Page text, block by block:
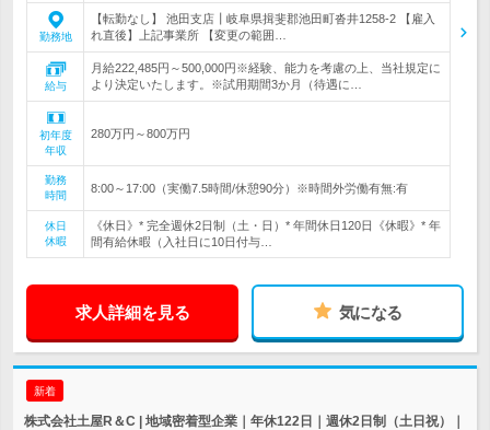
勤務地
【転勤なし】 池田支店┃岐阜県揖斐郡池田町沓井1258-2 【雇入
れ直後】上記事業所 【変更の範囲…
給与
月給222,485円～500,000円※経験、能力を考慮の上、当社規定に
より決定いたします。※試用期間3か月（待遇に…
初年度
年収
280万円～800万円
勤務
時間
8:00～17:00（実働7.5時間/休憩90分）※時間外労働有無:有
休日
休暇
《休日》* 完全週休2日制（土・日）* 年間休日120日《休暇》* 年
間有給休暇（入社日に10日付与…
求人詳細を見る 気になる
新着
株式会社土屋R＆C | 地域密着型企業｜年休122日｜週休2日制（土日祝）｜